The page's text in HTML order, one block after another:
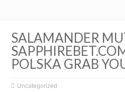
SALAMANDER
POLSKA GRAB
Uncategorized